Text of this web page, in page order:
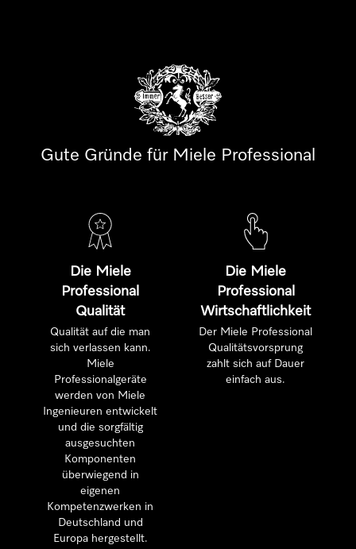
Gute Gründe für Miele Professional
Die Miele
Professional
Qualität
Qualität auf die man
sich verlassen kann.
Miele
Professionalgeräte
werden von Miele
Ingenieuren entwickelt
und die sorgfältig
ausgesuchten
Komponenten
überwiegend in
eigenen
Kompetenzwerken in
Deutschland und
Europa hergestellt.
Die Miele
Professional
Wirtschaftlichkeit
Der Miele Professional
Qualitätsvorsprung
zahlt sich auf Dauer
einfach aus.